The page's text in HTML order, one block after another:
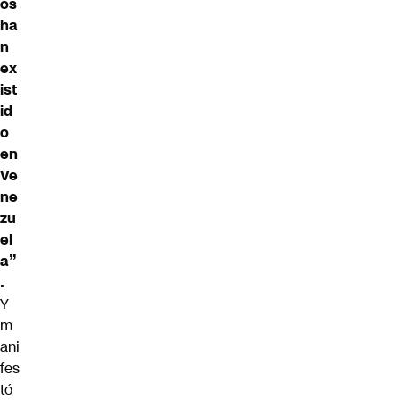
ha
n
ex
ist
id
o
en
Ve
ne
zu
el
a”
.
Y
m
ani
fes
tó